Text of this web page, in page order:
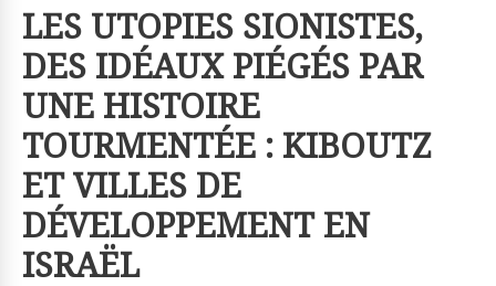
LES UTOPIES SIONISTES,
DES IDÉAUX PIÉGÉS PAR
UNE HISTOIRE
TOURMENTÉE : KIBOUTZ
ET VILLES DE
DÉVELOPPEMENT EN
ISRAËL